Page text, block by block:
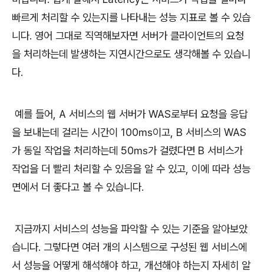
빠르게 처리할 수 있는지를 나타내는 성능 지표로 볼 수 있습
니다. 영어 그대로 직역해보자면 서버가 클라이언트의 요청
을 처리하는데 발생하는 지연시간으로도 생각해볼 수 있습니
다.
예를 들어, A 서비스의 웹 서버가 WAS로부터 요청을 응답
을 보내는데 걸리는 시간이 100㎳이고, B 서비스의 WAS
가 동일 작업을 처리하는데 50㎳가 걸렸다면 B 서비스가
작업을 더 빨리 처리할 수 있음을 알 수 있고, 이에 따라 성능
면에서 더 좋다고 볼 수 있습니다.
지금까지 서비스의 성능을 파악할 수 있는 기준을 알아보았
습니다. 그렇다면 여러 개의 시스템으로 구성된 웹 서비스에
서 성능을 어떻게 해석해야 하고, 개선해야 하는지 자세히 알